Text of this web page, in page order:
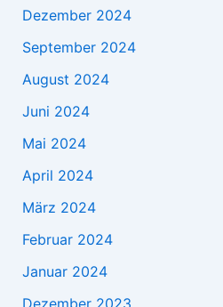
Dezember 2024
September 2024
August 2024
Juni 2024
Mai 2024
April 2024
März 2024
Februar 2024
Januar 2024